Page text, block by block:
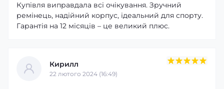
Купівля виправдала всі очікування. Зручний
ремінець, надійний корпус, ідеальний для спорту.
Гарантія на 12 місяців – це великий плюс.
Кирилл
22 лютого 2024 (16:49)